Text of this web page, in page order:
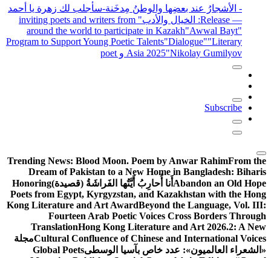
- الأشجارُ عند بعضِها والوطنُ مِدخَنة-سأجلب لك زهرة يا أحمد
— Release
: الخيال والأدب
" inviting poets and writers from
around the world to participate in Kazakh"Awwal Bayt"
Program to Support Young Poetic Talents"Dialogue""Literary
Asia 2025"Nikolay Gumilyov و poet
Subscribe
Trending News: Blood Moon. Poem by Anwar RahimFrom the
Dream of Pakistan to a New Home in Bangladesh: Biharis
Abandon an Old Hope أَنا أُحارِبُ أَيَّتُها الفَراشَةُ (قصيدة)Honoring
Poets from Egypt, Kyrgyzstan, and Kazakhstan with the Hong
Kong Literature and Art AwardBeyond the Language, Vol. III:
Fourteen Arab Poetic Voices Cross Borders Through
TranslationHong Kong Literature and Art 2026.2: A New
Cultural Confluence of Chinese and International Voicesمجلة
«الشعراء العالميون»: عدد خاص بآسيا الوسطىGlobal Poets